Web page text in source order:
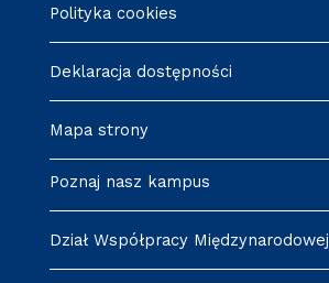
Polityka cookies
Deklaracja dostępności
Mapa strony
Poznaj nasz kampus
Dział Współpracy Międzynarodowej